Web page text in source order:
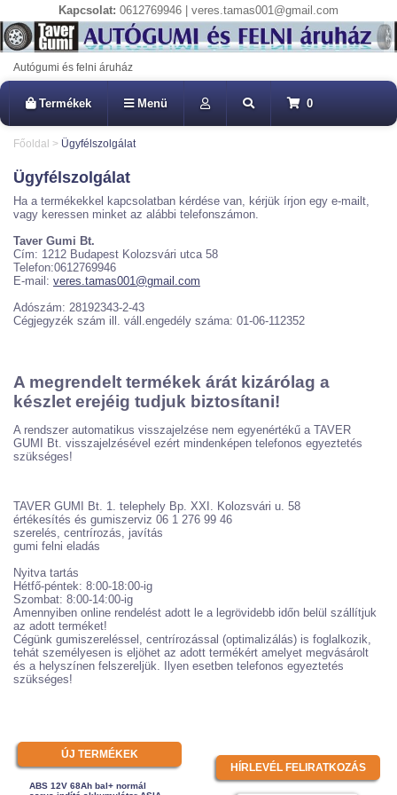
Kapcsolat: 0612769946 | veres.tamas001@gmail.com
Autógumi és felni áruház
Termékek Menü 0
Főoldal > Ügyfélszolgálat
Ügyfélszolgálat
Ha a termékekkel kapcsolatban kérdése van, kérjük írjon egy e-mailt,
vagy keressen minket az alábbi telefonszámon.
Taver Gumi Bt.
Cím: 1212 Budapest Kolozsvári utca 58
Telefon:0612769946
E-mail: veres.tamas001@gmail.com
Adószám: 28192343-2-43
Cégjegyzék szám ill. váll.engedély száma: 01-06-112352
A megrendelt termékek árát kizárólag a
készlet erejéig tudjuk biztosítani!
A rendszer automatikus visszajelzése nem egyenértékű a TAVER
GUMI Bt. visszajelzésével ezért mindenképen telefonos egyeztetés
szükséges!
TAVER GUMI Bt. 1. telephely Bp. XXI. Kolozsvári u. 58
értékesítés és gumiszerviz 06 1 276 99 46
szerelés, centrírozás, javítás
gumi felni eladás
Nyitva tartás
Hétfő-péntek: 8:00-18:00-ig
Szombat: 8:00-14:00-ig
Amennyiben online rendelést adott le a legrövidebb időn belül szállítjuk
az adott terméket!
Cégünk gumiszereléssel, centrírozással (optimalizálás) is foglalkozik,
tehát személyesen is eljöhet az adott termékért amelyet megvásárolt
és a helyszínen felszereljük. Ilyen esetben telefonos egyeztetés
szükséges!
ÚJ TERMÉKEK
ABS 12V 68Ah bal+ normál
HÍRLEVÉL FELIRATKOZÁS